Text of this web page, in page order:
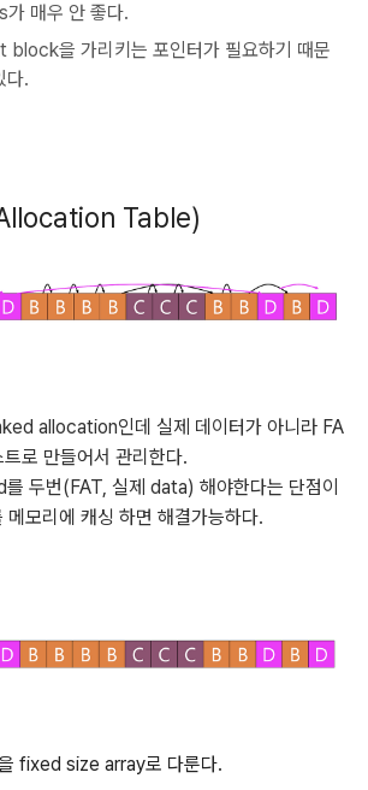
매우 안 좋다.
block을 가리키는 포인터가 필요하기 때문
다.
Table)
allocation인데 실제 데이터가 아니라 FA
로 만들어서 관리한다.
두번(FAT, 실제 data) 해야한다는 단점이
메모리에 캐싱 하면 해결가능하다.
fixed size array로 다룬다.